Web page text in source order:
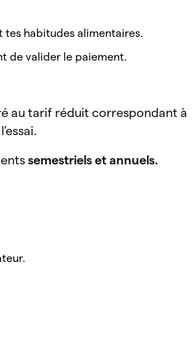
tes habitudes alimentaires.
de valider le paiement.
au tarif réduit correspondant à
semestriels et annuels.